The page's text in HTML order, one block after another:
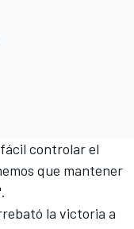
controlar el
que mantener
la victoria a